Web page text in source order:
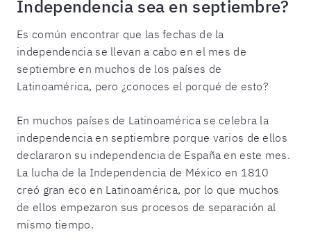
Independencia sea en septiembre?
Es común encontrar que las fechas de la
independencia se llevan a cabo en el mes de
septiembre en muchos de los países de
Latinoamérica, pero ¿conoces el porqué de esto?
En muchos países de Latinoamérica se celebra la
independencia en septiembre porque varios de ellos
declararon su independencia de España en este mes.
La lucha de la Independencia de México en 1810
creó gran eco en Latinoamérica, por lo que muchos
de ellos empezaron sus procesos de separación al
mismo tiempo.